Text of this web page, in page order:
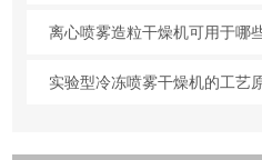
离心喷雾造粒干燥机可用于哪
实验型冷冻喷雾干燥机的工艺